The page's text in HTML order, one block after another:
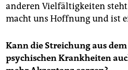
anderen Vielfältigkeiten
macht uns Hoffnung und ist
Kann die Streichung aus
psychischen Krankheiten